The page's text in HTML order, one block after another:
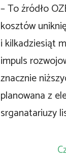
– To źródło
kosztów
i kilkadziesiąt
impuls
znacznie
planowana z
srganatariuzy